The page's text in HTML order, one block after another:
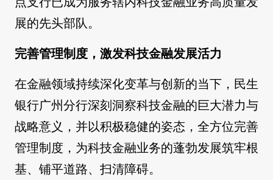
展的先头部队。
完善管理制度，激发科技金融发展活力
在金融领域持续深化变革与创新的当下，民生
银行广州分行深刻洞察科技金融的巨大潜力与
战略意义，并以积极稳健的姿态，全方位完善
管理制度，为科技金融业务的蓬勃发展筑牢根
基、铺平道路、扫清障碍。